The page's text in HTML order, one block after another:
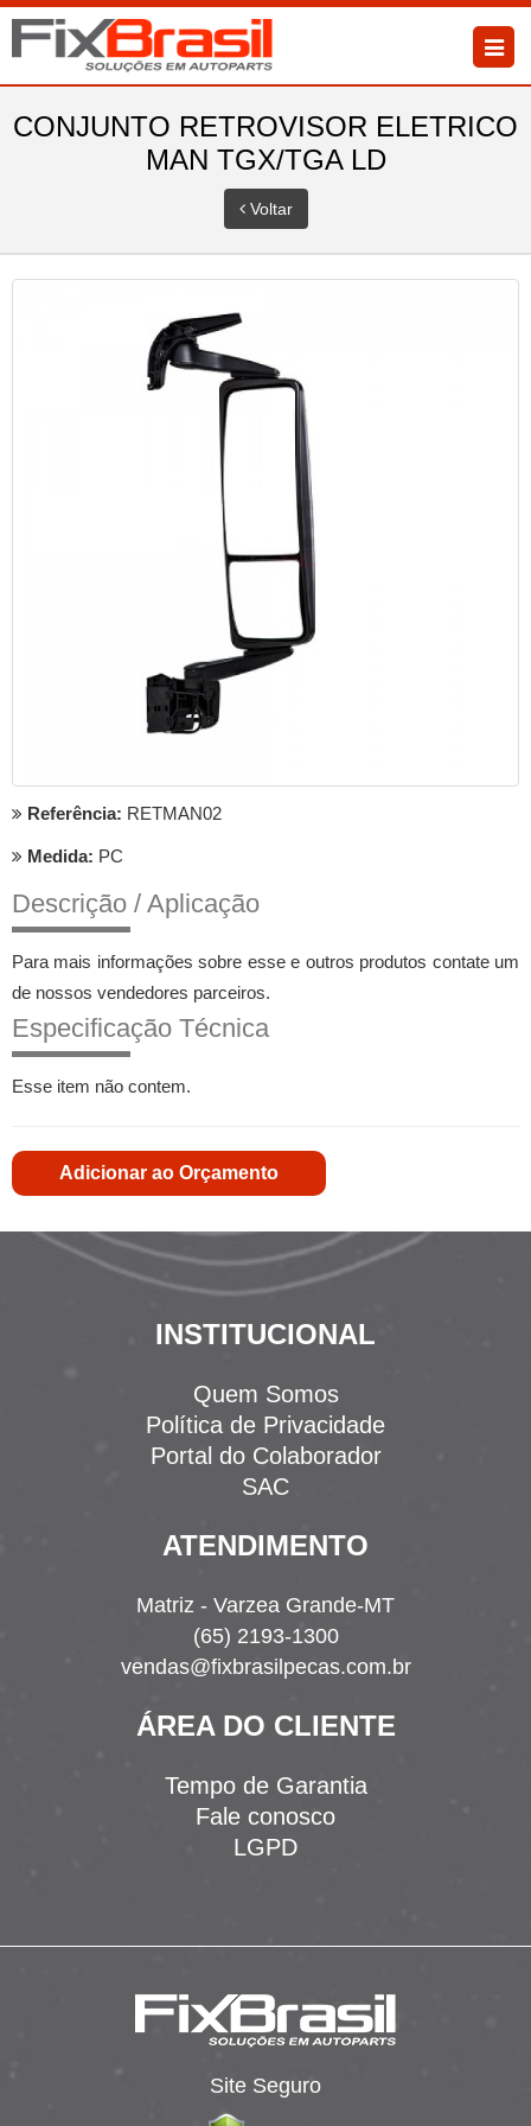
CONJUNTO RETROVISOR ELETRICO
MAN TGX/TGA LD
Voltar
Referência: RETMAN02
Medida: PC
Descrição / Aplicação
Para mais informações sobre esse e outros produtos contate um
de nossos vendedores parceiros.
Especificação Técnica
Esse item não contem.
Adicionar ao Orçamento
INSTITUCIONAL
Quem Somos
Política de Privacidade
Portal do Colaborador
SAC
ATENDIMENTO
Matriz - Varzea Grande-MT
(65) 2193-1300
vendas@fixbrasilpecas.com.br
ÁREA DO CLIENTE
Tempo de Garantia
Fale conosco
LGPD
Site Seguro